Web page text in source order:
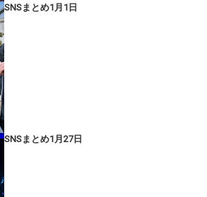
SNSまとめ1月1日
SNSまとめ1月27日